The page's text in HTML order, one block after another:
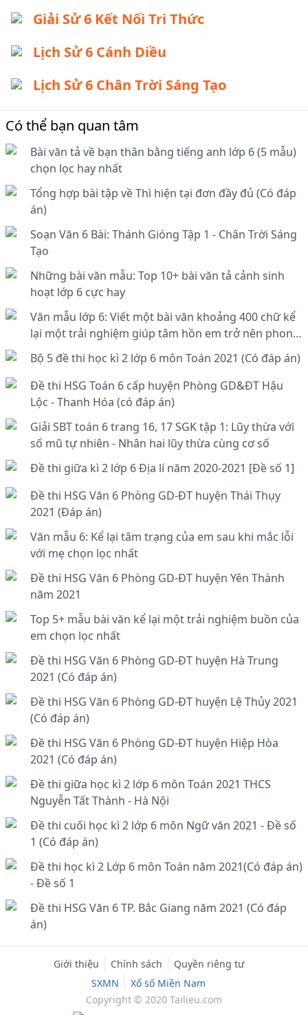
Giải Sử 6 Kết Nối Tri Thức
Lịch Sử 6 Cánh Diều
Lịch Sử 6 Chân Trời Sáng Tạo
Có thể bạn quan tâm
Bài văn tả về bạn thân bằng tiếng anh lớp 6 (5 mẫu)
chọn lọc hay nhất
Tổng hợp bài tập về Thì hiện tại đơn đầy đủ (Có đáp
án)
Soạn Văn 6 Bài: Thánh Gióng Tập 1 - Chân Trời Sáng
Tạo
Những bài văn mẫu: Top 10+ bài văn tả cảnh sinh
hoạt lớp 6 cực hay
Văn mẫu lớp 6: Viết một bài văn khoảng 400 chữ kể
lại một trải nghiệm giúp tâm hồn em trở nên phong
phú hơn (4 mẫu)
Bộ 5 đề thi học kì 2 lớp 6 môn Toán 2021 (Có đáp án)
Đề thi HSG Toán 6 cấp huyện Phòng GD&ĐT Hậu
Lộc - Thanh Hóa (có đáp án)
Giải SBT toán 6 trang 16, 17 SGK tập 1: Lũy thừa với
số mũ tự nhiên - Nhân hai lũy thừa cùng cơ số
Đề thi giữa kì 2 lớp 6 Địa lí năm 2020-2021 [Đề số 1]
Đề thi HSG Văn 6 Phòng GD-ĐT huyện Thái Thụy
2021 (Đáp án)
Văn mẫu 6: Kể lại tâm trạng của em sau khi mắc lỗi
với mẹ chọn lọc nhất
Đề thi HSG Văn 6 Phòng GD-ĐT huyện Yên Thành
năm 2021
Top 5+ mẫu bài văn kể lại một trải nghiệm buồn của
em chọn lọc nhất
Đề thi HSG Văn 6 Phòng GD-ĐT huyện Hà Trung
2021 (Có đáp án)
Đề thi HSG Văn 6 Phòng GD-ĐT huyện Lệ Thủy 2021
(Có đáp án)
Đề thi HSG Văn 6 Phòng GD-ĐT huyện Hiệp Hòa
2021 (Có đáp án)
Đề thi giữa học kì 2 lớp 6 môn Toán 2021 THCS
Nguyễn Tất Thành - Hà Nội
Đề thi cuối học kì 2 lớp 6 môn Ngữ văn 2021 - Đề số
1 (Có đáp án)
Đề thi học kì 2 Lớp 6 môn Toán năm 2021(Có đáp án)
- Đề số 1
Đề thi HSG Văn 6 TP. Bắc Giang năm 2021 (Có đáp
án)
Giới thiệu Chính sách
Quyền riêng tư
SXMN
Xổ số Miền Nam
Copyright © 2020 Tailieu.com